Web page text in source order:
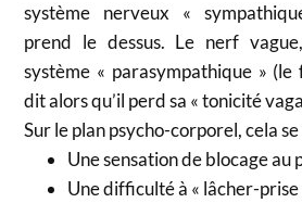
système nerveux «
prend le dessus. Le nerf
système « parasympathique » (le
dit alors qu’il perd sa « tonicité
Sur le plan psycho-corporel, cela
Une sensation de blocage au
Une difficulté à « lâcher-